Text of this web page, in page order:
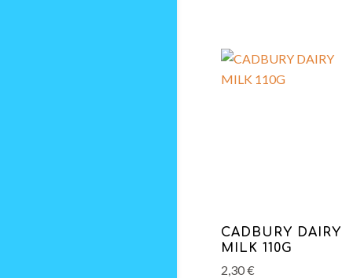
CADBURY DAIRY
MILK 110G
2,30€